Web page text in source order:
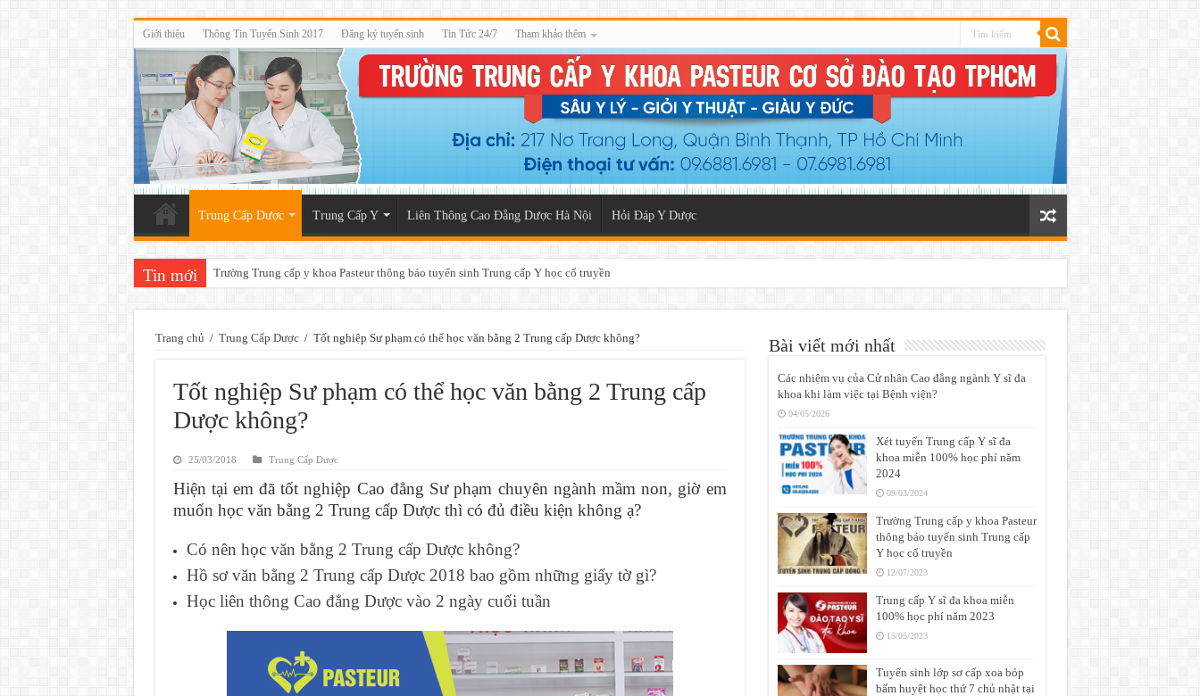
Giới thiệu Thông Tin Tuyển Sinh 2017 Đăng ký tuyển sinh Tin Tức 24/7 Tham khảo thêm
Trung Cấp Dược Trung Cấp Y Liên Thông Cao Đẳng Dược Hà Nội Hỏi Đáp Y Dược
Tin mới Trường Trung cấp y khoa Pasteur thông báo tuyển sinh Trung cấp Y học cổ truyền
Trang chủ / Trung Cấp Dược / Tốt nghiệp Sư phạm có thể học văn bằng 2 Trung cấp Dược không?
Tốt nghiệp Sư phạm có thể học văn bằng 2 Trung cấp
Dược không?
25/03/2018 Trung Cấp Dược
Hiện tại em đã tốt nghiệp Cao đẳng Sư phạm chuyên ngành mầm non, giờ em
muốn học văn bằng 2 Trung cấp Dược thì có đủ điều kiện không ạ?
Có nên học văn bằng 2 Trung cấp Dược không?
Hồ sơ văn bằng 2 Trung cấp Dược 2018 bao gồm những giấy tờ gì?
Học liên thông Cao đẳng Dược vào 2 ngày cuối tuần
Bài viết mới nhất
Các nhiệm vụ của Cử nhân Cao đẳng ngành Y sĩ đa
khoa khi làm việc tại Bệnh viện?
04/05/2026
Xét tuyển Trung cấp Y sĩ đa
khoa miễn 100% học phí năm
2024
09/03/2024
Trường Trung cấp y khoa Pasteur
thông báo tuyển sinh Trung cấp
Y học cổ truyền
12/07/2023
Trung cấp Y sĩ đa khoa miễn
100% học phí năm 2023
15/05/2023
Tuyển sinh lớp sơ cấp xoa bóp
bấm huyệt học thứ 7 chủ nhật tại